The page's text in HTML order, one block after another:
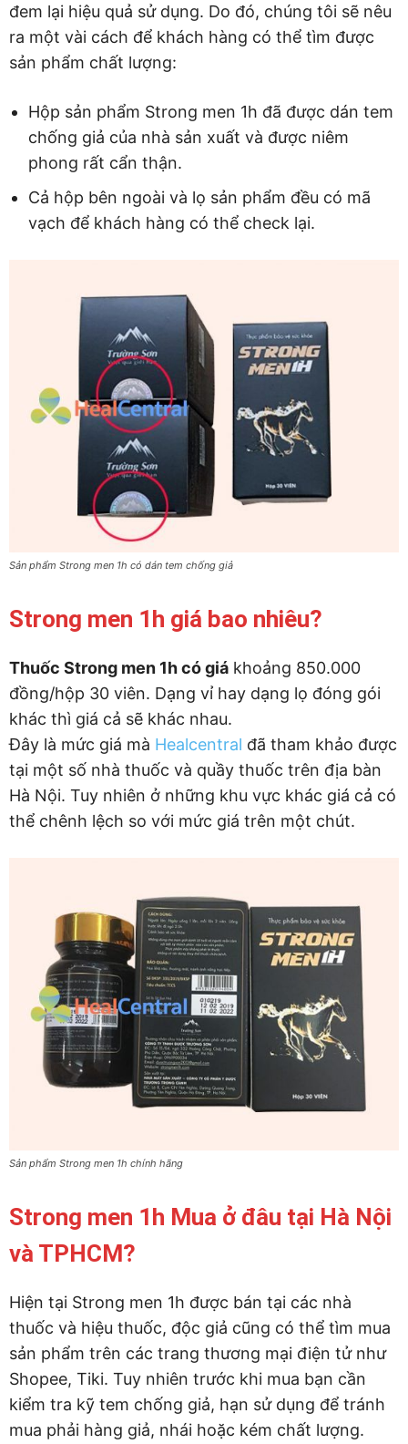
đem lại hiệu quả sử dụng. Do đó, chúng tôi sẽ nêu
ra một vài cách để khách hàng có thể tìm được
sản phẩm chất lượng:
Hộp sản phẩm Strong men 1h đã được dán tem
chống giả của nhà sản xuất và được niêm
phong rất cẩn thận.
Cả hộp bên ngoài và lọ sản phẩm đều có mã
vạch để khách hàng có thể check lại.
Sản phẩm Strong men 1h có dán tem chống giả
Strong men 1h giá bao nhiêu?
Thuốc Strong men 1h có giá khoảng 850.000
đồng/hộp 30 viên. Dạng vỉ hay dạng lọ đóng gói
khác thì giá cả sẽ khác nhau.
Đây là mức giá mà Healcentral đã tham khảo được
tại một số nhà thuốc và quầy thuốc trên địa bàn
Hà Nội. Tuy nhiên ở những khu vực khác giá cả có
thể chênh lệch so với mức giá trên một chút.
Sản phẩm Strong men 1h chính hãng
Strong men 1h Mua ở đâu tại Hà Nội
và TPHCM?
Hiện tại Strong men 1h được bán tại các nhà
thuốc và hiệu thuốc, độc giả cũng có thể tìm mua
sản phẩm trên các trang thương mại điện tử như
Shopee, Tiki. Tuy nhiên trước khi mua bạn cần
kiểm tra kỹ tem chống giả, hạn sử dụng để tránh
mua phải hàng giả, nhái hoặc kém chất lượng.